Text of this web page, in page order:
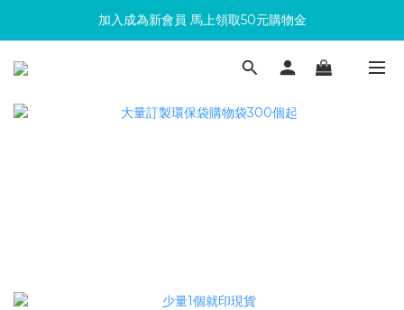
滿300回饋10%購物金
加入成為新會員 馬上領取50元購物金